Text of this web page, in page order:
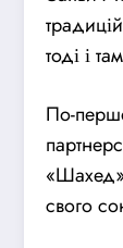
тоді і
По-
«Шахед»,
свого